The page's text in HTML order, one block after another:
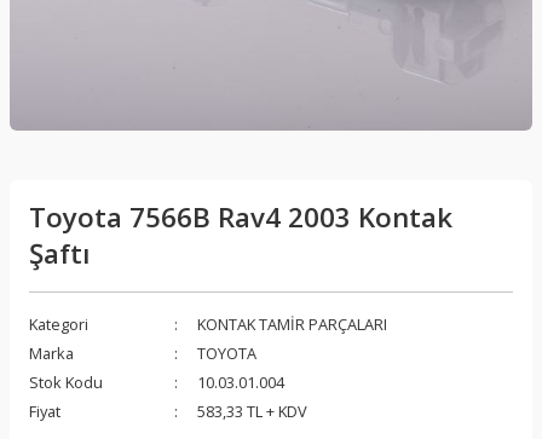
Toyota 7566B Rav4 2003 Kontak
Şaftı
Kategori
KONTAK TAMİR PARÇALARI
Marka
TOYOTA
Stok Kodu
10.03.01.004
Fiyat
583,33 TL + KDV